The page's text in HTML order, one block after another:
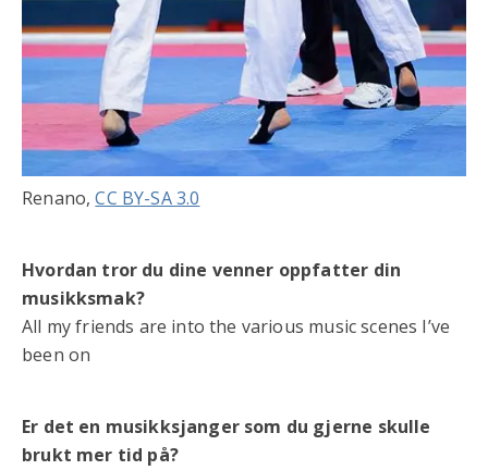
Renano,CC BY-SA 3.0
Hvordan tror du dine venner oppfatter din
musikksmak?
All my friends are into the various music scenes I’ve
been on
Er det en musikksjanger som du gjerne skulle
brukt mer tid på?